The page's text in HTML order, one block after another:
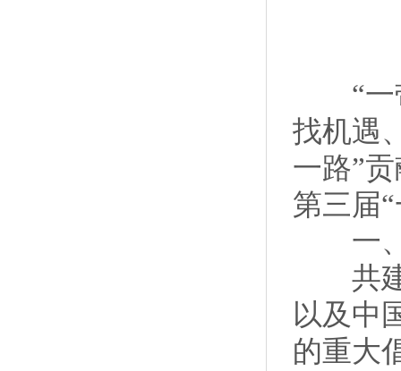
“一带
找机遇
一路”
第三届
一、
共建“
以及中
的重大